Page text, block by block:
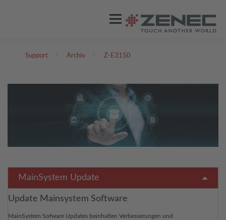
Menü
ZENEC PRODUKTE VIDEOS
STORES / HÄNDLER SUPPORT
Support Archiv Z-E3150
MainSystem Update
Update Mainsystem Software
MainSystem Sofware Updates beinhalten Verbesserungen und